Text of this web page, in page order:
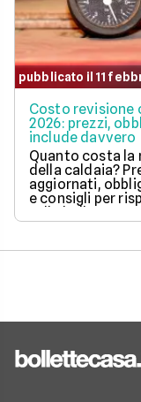
pubblicato il 11
Costo revisione
2026: prezzi,
include davvero
Quanto costa la
della caldaia?
aggiornati,
e consigli per
sulla bolletta gas.